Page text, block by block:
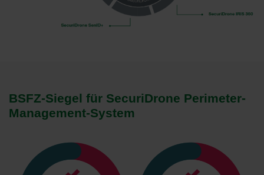
BSFZ-Siegel für SecuriDrone Perimeter-
Management-System